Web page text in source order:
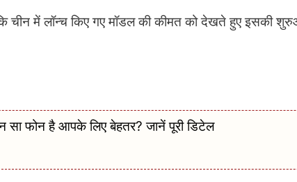
चीन में लॉन्च किए गए मॉडल की कीमत को देखते हुए इसकी
फोन है आपके लिए बेहतर? जानें पूरी डिटेल